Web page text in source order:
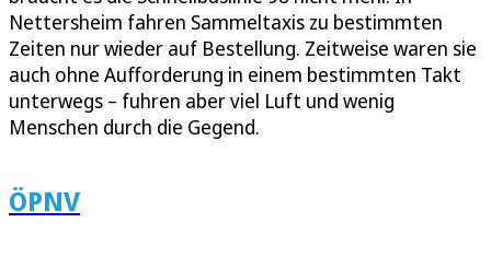
Nettersheim fahren Sammeltaxis zu bestimmten
Zeiten nur wieder auf Bestellung. Zeitweise waren sie
auch ohne Aufforderung in einem bestimmten Takt
unterwegs – fuhren aber viel Luft und wenig
Menschen durch die Gegend.
ÖPNV